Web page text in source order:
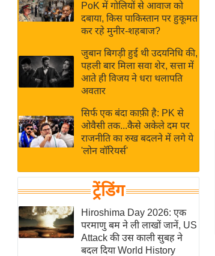
Hindi
Hindi
Videos
बजट
IPL
2026
ई-पेपर
मिसाल बेमिसाल
शख्सियत
यंग इंडिया
साहित्य जगत
ऑटो वर्ल्ड
न्यूज ब्रीफ
मनोरंजन जगत
PoK में गोलियों से आवाज को
दबाया, किस पाकिस्तान पर हुकूमत
कर रहे मुनीर-शहबाज?
जुबान बिगड़ी हुई थी उदयनिधि की,
पहली बार मिला सवा शेर, सत्ता में
आते ही विजय ने धरा थलापति
अवतार
सिर्फ एक बंदा काफ़ी है: PK से
ओवैसी तक...कैसे अकेले दम पर
राजनीति का रुख बदलने में लगे ये
'लोन वॉरियर्स'
ट्रेंडिंग
Hiroshima Day 2026: एक
परमाणु बम ने ली लाखों जानें, US
Attack की उस काली सुबह ने
बदल दिया World History